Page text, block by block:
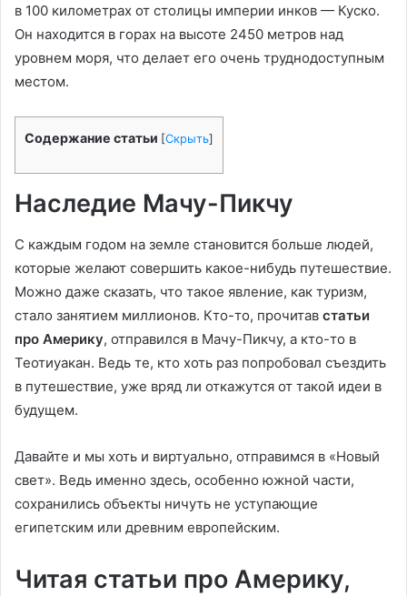
в 100 километрах от столицы империи инков — Куско.
Он находится в горах на высоте 2450 метров над
уровнем моря, что делает его очень труднодоступным
местом.
Содержание статьи [Скрыть]
Наследие Мачу-Пикчу
С каждым годом на земле становится больше людей,
которые желают совершить какое-нибудь путешествие.
Можно даже сказать, что такое явление, как туризм,
стало занятием миллионов. Кто-то, прочитав статьи
про Америку, отправился в Мачу-Пикчу, а кто-то в
Теотиуакан. Ведь те, кто хоть раз попробовал съездить
в путешествие, уже вряд ли откажутся от такой идеи в
будущем.
Давайте и мы хоть и виртуально, отправимся в «Новый
свет». Ведь именно здесь, особенно южной части,
сохранились объекты ничуть не уступающие
египетским или древним европейским.
Читая статьи про Америку,